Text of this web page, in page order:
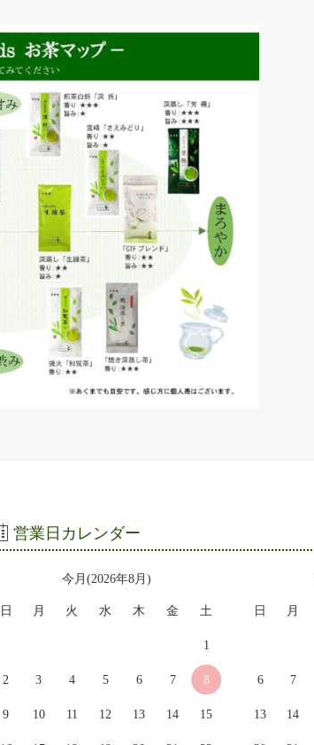
営業日カレンダー
今月(2026年8月)
日 月 火 水 木 金 土
1
2 3 4 5 6 7 8
9 10 11 12 13 14 15
日 月
6 7
13 14